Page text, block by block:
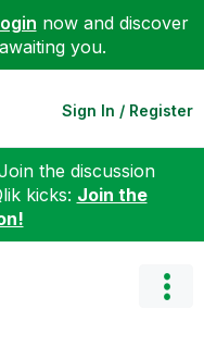
now and discover
you.
Sign In / Register
the discussion
kicks: Join the